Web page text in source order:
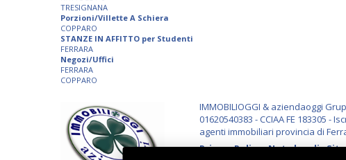
TRESIGNANA
Porzioni/Villette A Schiera
COPPARO
STANZE IN AFFITTO per Studenti
FERRARA
Negozi/Uffici
FERRARA
COPPARO
IMMOBILIOGGI & aziendaoggi
01620540383 - CCIAA FE 183305 -
agenti immobiliari provincia di
Privacy Policy-Note legali-